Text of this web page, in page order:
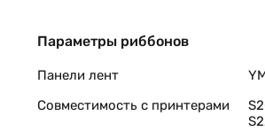
Параметры риббонов
Панели лент
Совместимость с принтерами